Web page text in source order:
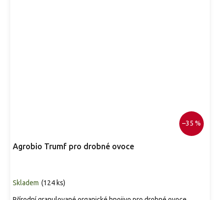
–35 %
Agrobio Trumf pro drobné ovoce
Skladem (124 ks)